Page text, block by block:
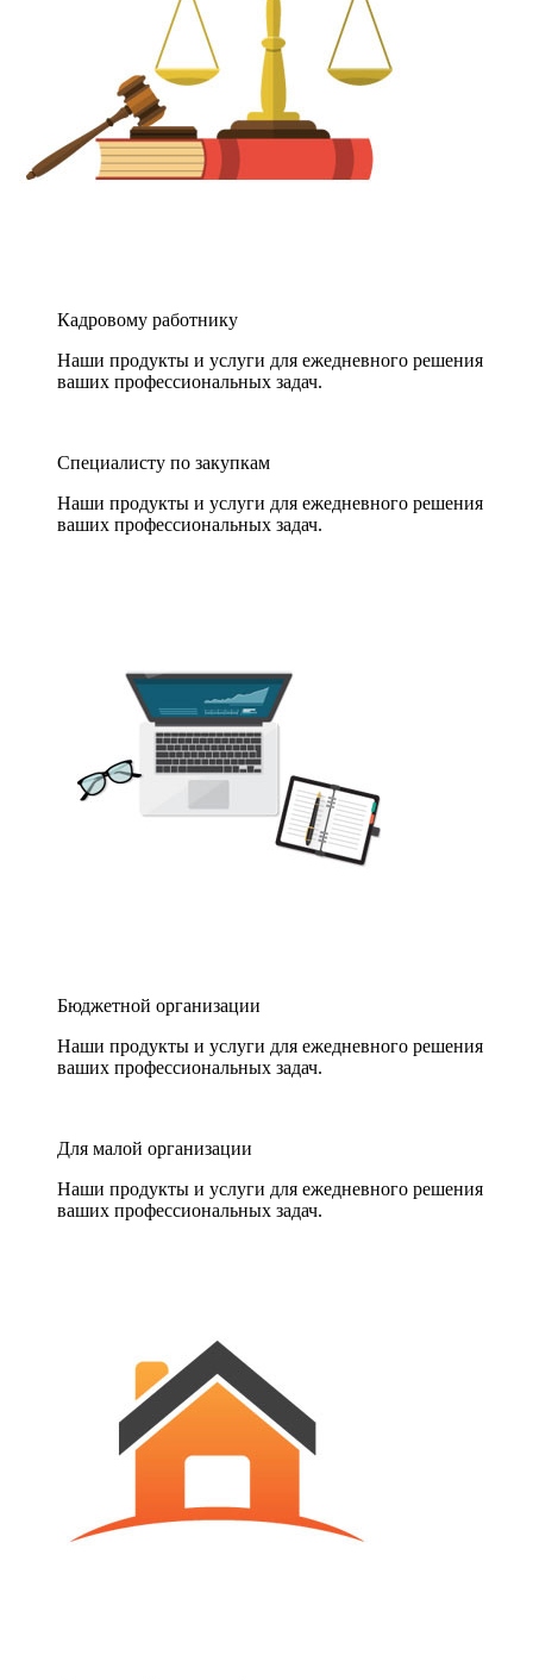
Кадровому работнику
Наши продукты и услуги для ежедневного решения
ваших профессиональных задач.
Специалисту по закупкам
Наши продукты и услуги для ежедневного решения
ваших профессиональных задач.
Бюджетной организации
Наши продукты и услуги для ежедневного решения
ваших профессиональных задач.
Для малой организации
Наши продукты и услуги для ежедневного решения
ваших профессиональных задач.